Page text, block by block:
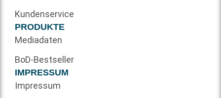
Kundenservice
PRODUKTE
Mediadaten
BoD-Bestseller
IMPRESSUM
Impressum